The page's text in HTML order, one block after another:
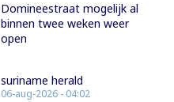
Domineestraat mogelijk al
binnen twee weken weer
open
suriname herald
06-aug-2026 - 04:02